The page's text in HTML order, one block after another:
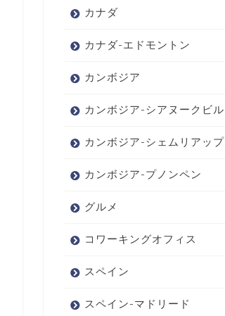
カナダ
カナダ-エドモントン
カンボジア
カンボジア-シアヌークビル
カンボジア-シェムリアップ
カンボジア-プノンペン
グルメ
コワーキングオフィス
スペイン
スペイン-マドリード